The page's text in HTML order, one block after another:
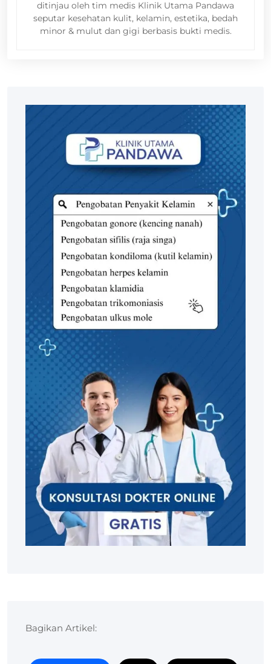
ditinjau oleh tim medis Klinik Utama Pandawa
seputar kesehatan kulit, kelamin, estetika, bedah
minor & mulut dan gigi berbasis bukti medis.
Bagikan Artikel: